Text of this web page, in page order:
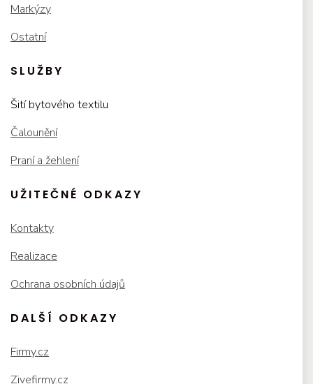
Markýzy
Ostatní
SLUŽBY
Šití bytového textilu
Čalounění
Praní a žehlení
UŽITEČNÉ ODKAZY
Kontakty
Realizace
Ochrana osobních údajů
DALŠÍ ODKAZY
Firmy.cz
Zivefirmy.cz